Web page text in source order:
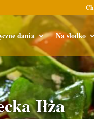
dania Na słodko
Iłża